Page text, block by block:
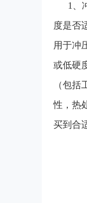
1、
度是否
用于冲
或低硬
（包
性，热
买到合